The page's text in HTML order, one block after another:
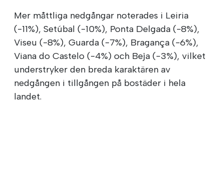
Mer måttliga nedgångar noterades i Leiria
(-11%), Setúbal (-10%), Ponta Delgada (-8%),
Viseu (-8%), Guarda (-7%), Bragança (-6%),
Viana do Castelo (-4%) och Beja (-3%), vilket
understryker den breda karaktären av
nedgången i tillgången på bostäder i hela
landet.